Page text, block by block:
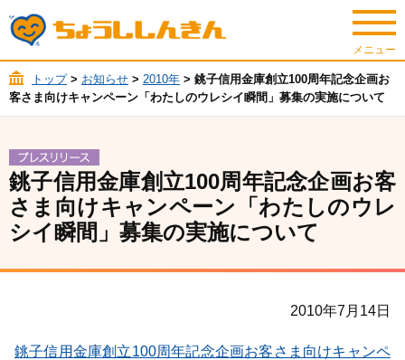
トップ> お知らせ > 2010年 > 銚子信用金庫創立100周年記念企画お
客さま向けキャンペーン「わたしのウレシイ瞬間」募集の実施について
銚子信用金庫創立100周年記念企画お客
さま向けキャンペーン「わたしのウレ
シイ瞬間」募集の実施について
2010年7月14日
銚子信用金庫創立100周年記念企画お客さま向けキャンペ